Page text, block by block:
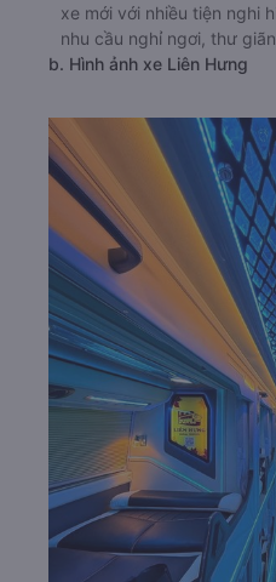
xe mới với nhiều tiện nghi
nhu cầu nghỉ ngơi, thư
b. Hình ảnh xe Liên Hưng